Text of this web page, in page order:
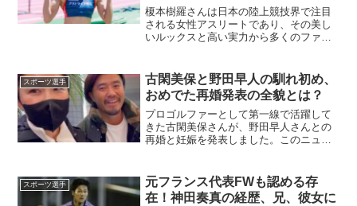
榎本樹羅さんは日本の陸上競技界で注目
される女性アスリートであり、その美し
いルックスと高い実力から多くのファン
ロフィールについて詳しく解説していき
ます。榎本樹羅の身長はど...
スポーツ選手
古閑美保と野田早人の馴れ初め、
おめでた再婚発表の全貌とは？
プロゴルファーとして第一線で活躍して
きた古閑美保さんが、野田早人さんとの
再婚と妊娠を発表しました。このニュー
結婚に至るまでの背景や、妊娠の発表の
詳細について、わかりやす...
スポーツ選手
元フランス代表FWも認める存
在！神田奏真の経歴、兄、彼女に